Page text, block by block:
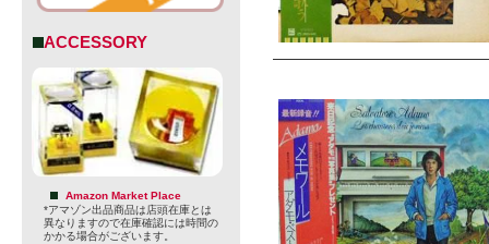
ACCESSORY
Amazon Market Place
*アマゾン出品商品は店頭在庫とは
異なりますので在庫確認には時間の
かかる場合がございます。